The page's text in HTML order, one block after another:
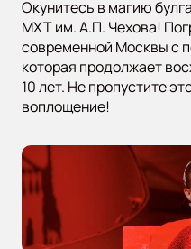
Окунитесь в магию
МХТ им. А.П. Чехова!
современной Москвы с
которая продолжает
10 лет. Не пропустите
воплощение!